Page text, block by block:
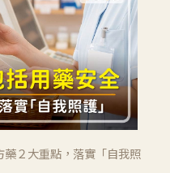
２大重點，落實「自我照